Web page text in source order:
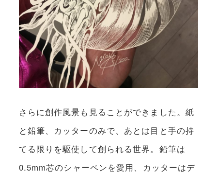
さらに創作風景も見ることができました。紙
と鉛筆、カッターのみで、あとは目と手の持
てる限りを駆使して創られる世界。鉛筆は
0.5mm芯のシャーペンを愛用、カッターはデ